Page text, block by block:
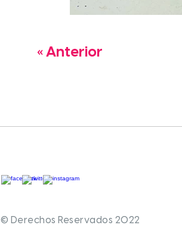
« Anterior
© Derechos Reservados 2022